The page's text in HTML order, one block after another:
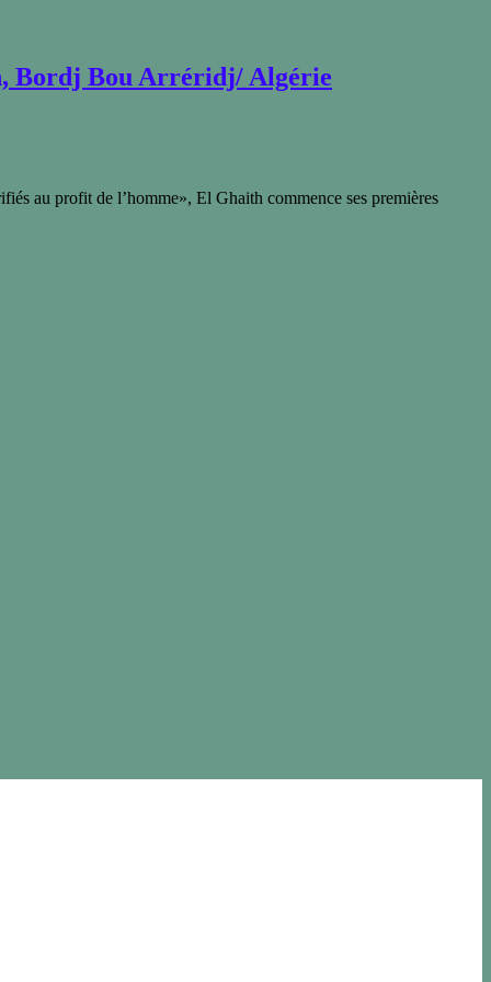
Bordj Bou Arréridj/ Algérie
au profit de l’homme», El Ghaith commence ses premières